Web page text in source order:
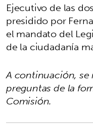
Ejecutivo de las
presidido por
el mandato del
de la ciudadanía
A continuación,
preguntas de la
Comisión.